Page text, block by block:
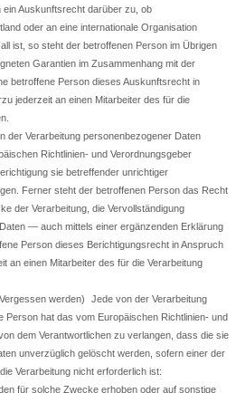
Auskunftsrecht darüber zu, ob
oder an eine internationale Organisation
ist, so steht der betroffenen Person im Übrigen
Garantien im Zusammenhang mit der
betroffene Person dieses Auskunftsrecht in
jederzeit an einen Mitarbeiter des für die
Verarbeitung personenbezogener Daten
Richtlinien- und Verordnungsgeber
sie betreffender unrichtiger
Ferner steht der betroffenen Person das Recht
der Verarbeitung, die Vervollständigung
— auch mittels einer ergänzenden Erklärung
Person dieses Berichtigungsrecht in Anspruch
an einen Mitarbeiter des für die Verarbeitung
werden) Jede von der Verarbeitung
Person hat das vom Europäischen Richtlinien- und
dem Verantwortlichen zu verlangen, dass die sie
unverzüglich gelöscht werden, sofern einer der
Verarbeitung nicht erforderlich ist:
für solche Zwecke erhoben oder auf sonstige